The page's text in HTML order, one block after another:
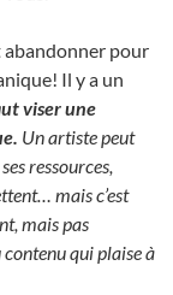
abandonner pour
Il y a un
viser une
Un artiste peut
ressources,
mais c’est
mais pas
qui plaise à